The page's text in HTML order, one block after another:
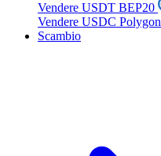
Vendere USDT BEP20
Vendere USDC Polygon
Scambio